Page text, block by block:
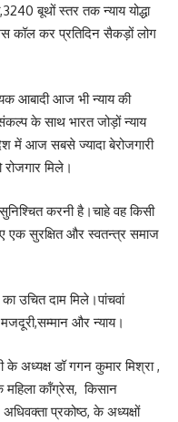
बूथों स्तर तक न्याय योद्धा
कॉल कर प्रतिदिन सैकड़ों लोग
आबादी आज भी न्याय की
के साथ भारत जोड़ों न्याय
में आज सबसे ज्यादा बेरोजगारी
मिले।
सुनिश्चित करनी है।चाहे वह किसी
एक सुरक्षित और स्वतन्त्र समाज
उचित दाम मिले।पांचवां
और न्याय।
अध्यक्ष डॉ गगन कुमार मिश्रा ,
कॉंग्रेस, किसान
प्रकोष्ठ, के अध्यक्षों